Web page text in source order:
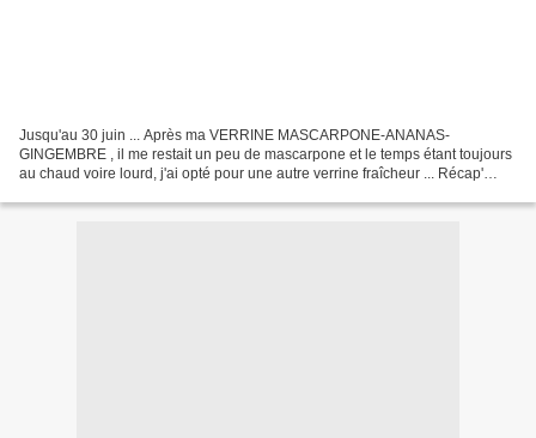
Jusqu'au 30 juin ... Après ma VERRINE MASCARPONE-ANANAS-
GINGEMBRE , il me restait un peu de mascarpone et le temps étant toujours
au chaud voire lourd, j'ai opté pour une autre verrine fraîcheur ... Récap'